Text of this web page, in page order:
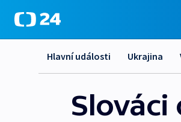
Hlavní události Ukrajina